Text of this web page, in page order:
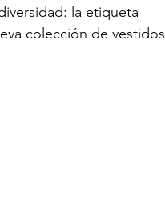
la etiqueta
colección de vestidos